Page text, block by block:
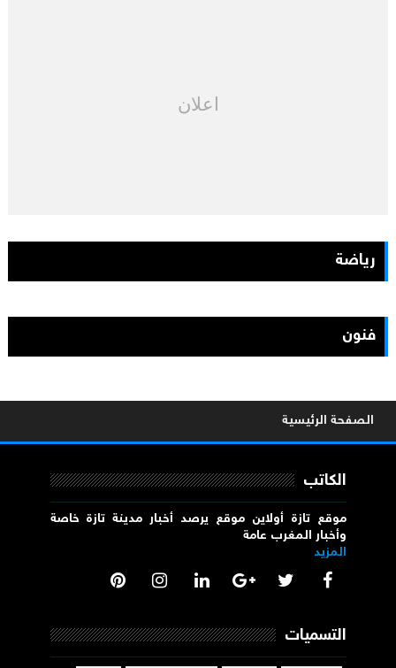
اعلان
رياضة
فنون
الصفحة الرئيسية
الكاتب
موقع تازة أولاين موقع يرصد أخبار مدينة تازة خاصة
وأخبار المغرب عامة
المزيد
التسميات